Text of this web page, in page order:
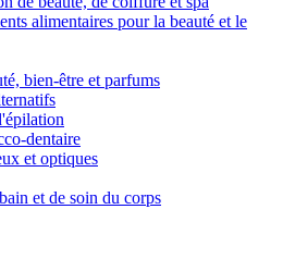
alimentaires pour la beauté et le
bien-être et parfums
dentaire
et optiques
et de soin du corps